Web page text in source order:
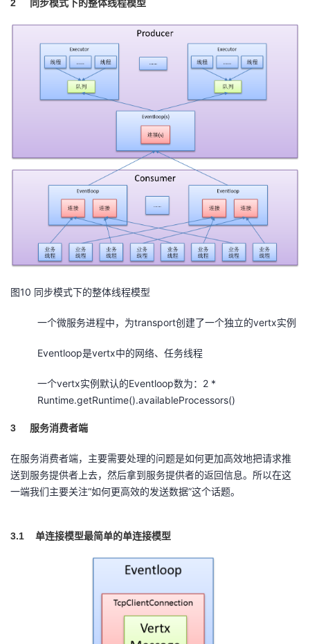
2 同步模式下的整体线程模型
图10 同步模式下的整体线程模型
一个微服务进程中，为transport创建了一个独立的vertx实例
Eventloop是vertx中的网络、任务线程
一个vertx实例默认的Eventloop数为：2 *
Runtime.getRuntime().availableProcessors()
3 服务消费者端
在服务消费者端，主要需要处理的问题是如何更加高效地把请求推
送到服务提供者上去，然后拿到服务提供者的返回信息。所以在这
一端我们主要关注“如何更高效的发送数据”这个话题。
3.1 单连接模型最简单的单连接模型